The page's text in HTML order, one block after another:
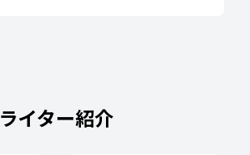
ライター紹介